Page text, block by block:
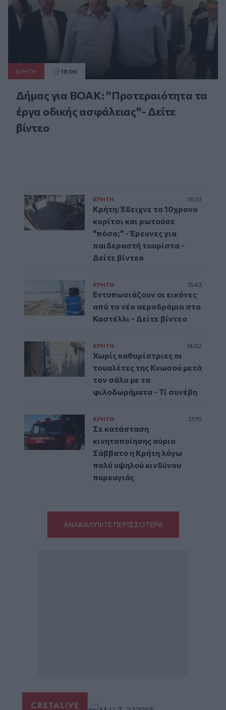
ΚΡΗΤΗ 18:06
Δήμας για ΒΟΑΚ: "Προτεραιότητα τα
έργα οδικής ασφάλειας"- Δείτε
βίντεο
ΚΡΗΤΗ 16:37
Κρήτη: Έδειχνε το 10χρονο
κορίτσι και ρωτούσε
"πόσο;" - Έρευνες για
παιδεραστή τουρίστα -
Δείτε βίντεο
ΚΡΗΤΗ 15:43
Εντυπωσιάζουν οι εικόνες
από το νέο αεροδρόμιο στο
Καστέλλι - Δείτε βίντεο
ΚΡΗΤΗ 14:02
Χωρίς καθαρίστριες οι
τουαλέτες της Κνωσού μετά
τον σάλο με τα
φιλοδωρήματα - Τί συνέβη
ΚΡΗΤΗ 17:10
Σε κατάσταση
κινητοποίησης αύριο
Σάββατο η Κρήτη λόγω
πολύ υψηλού κινδύνου
πυρκαγιάς
ΑΝΑΚΑΛΥΨΤΕ ΠΕΡΙΣΣΟΤΕΡΑ